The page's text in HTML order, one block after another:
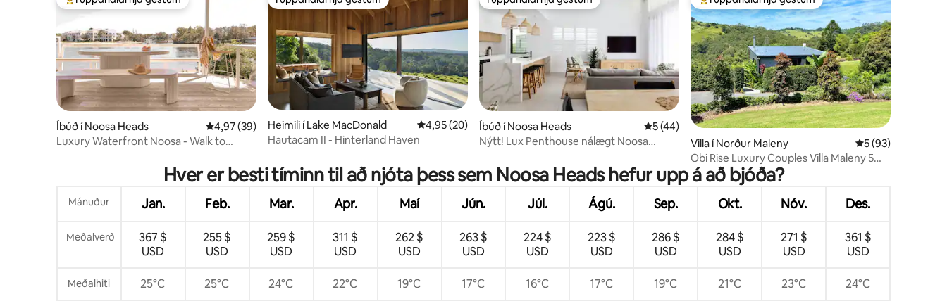
Í mestu uppáhaldi hjá gestum
Íbúð í Noosa Heads 4,97 af 5 í meðaleinkunn, 39 umsagnir
4,97 (39)
Luxury Waterfront Noosa - Walk to
Í uppáhaldi hjá gestum
Heimili í Lake MacDonald 4,95 af 5 í meðaleinkunn, 20 umsagnir
4,95 (20)
Hautacam II - Hinterland Haven
Í uppáhaldi hjá gestum
Íbúð í Noosa Heads 5 af 5 í meðaleinkunn, 44 umsagnir
5 (44)
Nýtt! Lux Penthouse nálægt Noosa
Í mestu uppáhaldi hjá gestum
Villa í Norður Maleny 5 af 5 í
5 (93)
Obi Rise Luxury Couples Villa Maleny 5
mín. í bæinn
Hver er besti tíminn til að njóta þess sem Noosa Heads hefur upp á að bjóða?
Mánuður Jan. Feb. Mar. Apr. Maí Jún. Júl. Ágú. Sep. Okt. Nóv. Des.
Meðalverð
367 $
USD
255 $
USD
259 $
USD
311 $
USD
262 $
USD
263 $
USD
224 $
USD
223 $
USD
286 $
USD
284 $
USD
271 $
USD
361 $
USD
Meðalhiti 25°C 25°C 24°C 22°C 19°C 17°C 16°C 17°C 19°C 21°C 23°C 24°C